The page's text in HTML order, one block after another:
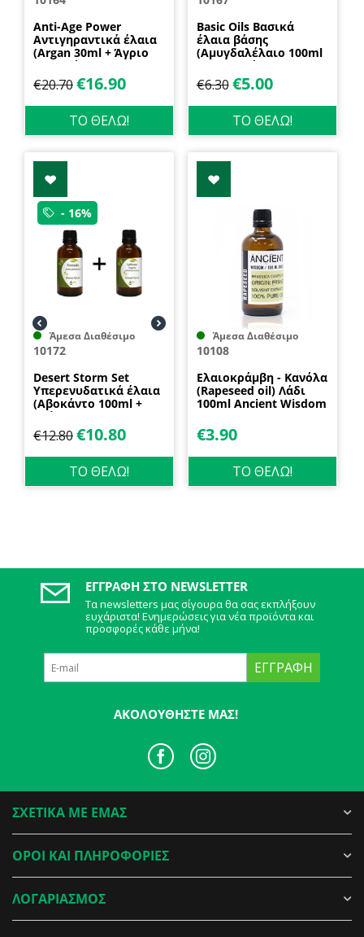
Anti-Age Power
Αντιγηραντικά έλαια
(Argan 30ml + Άγριο
Τριαντάφυλλο 30ml +
Jojoba 30ml) Nature &
Body
€20.70€16.90
ΤΟ ΘΕΛΩ!
Basic Oils Βασικά
έλαια βάσης
(Αμυγδαλέλαιο 100ml
+ Σταφυλέλαιο 100ml)
Nature & Body
€6.30 €5.00
ΤΟ ΘΕΛΩ!
- 16%
Άμεσα Διαθέσιμο
10172
Desert Storm Set
Υπερενυδατικά έλαια
(Αβοκάντο 100ml +
Κνήκος 100ml) Nature
& Body
€12.80€10.80
ΤΟ ΘΕΛΩ!
Άμεσα Διαθέσιμο
10108
Eλαιοκράμβη - Κανόλα
(Rapeseed oil) Λάδι
100ml Ancient Wisdom
€3.90
ΤΟ ΘΕΛΩ!
ΕΓΓΡΑΦΉ ΣΤΟ NEWSLETTER
Τα newsletters μας σίγουρα θα σας εκπλήξουν
ευχάριστα! Ενημερώσεις για νέα προϊόντα και
προσφορές κάθε μήνα!
ΕΓΓΡΑΦΉ
ΑΚΟΛΟΥΘΉΣΤΕ ΜΑΣ!
ΣΧΕΤΙΚΑ ΜΕ ΕΜΑΣ
ΟΡΟΙ ΚΑΙ ΠΛΗΡΟΦΟΡΙΕΣ
ΛΟΓΑΡΙΑΣΜΟΣ